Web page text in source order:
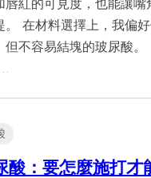
。 在材料選擇上，我偏
不容易結塊的玻尿酸。
酸：要怎麼施打才